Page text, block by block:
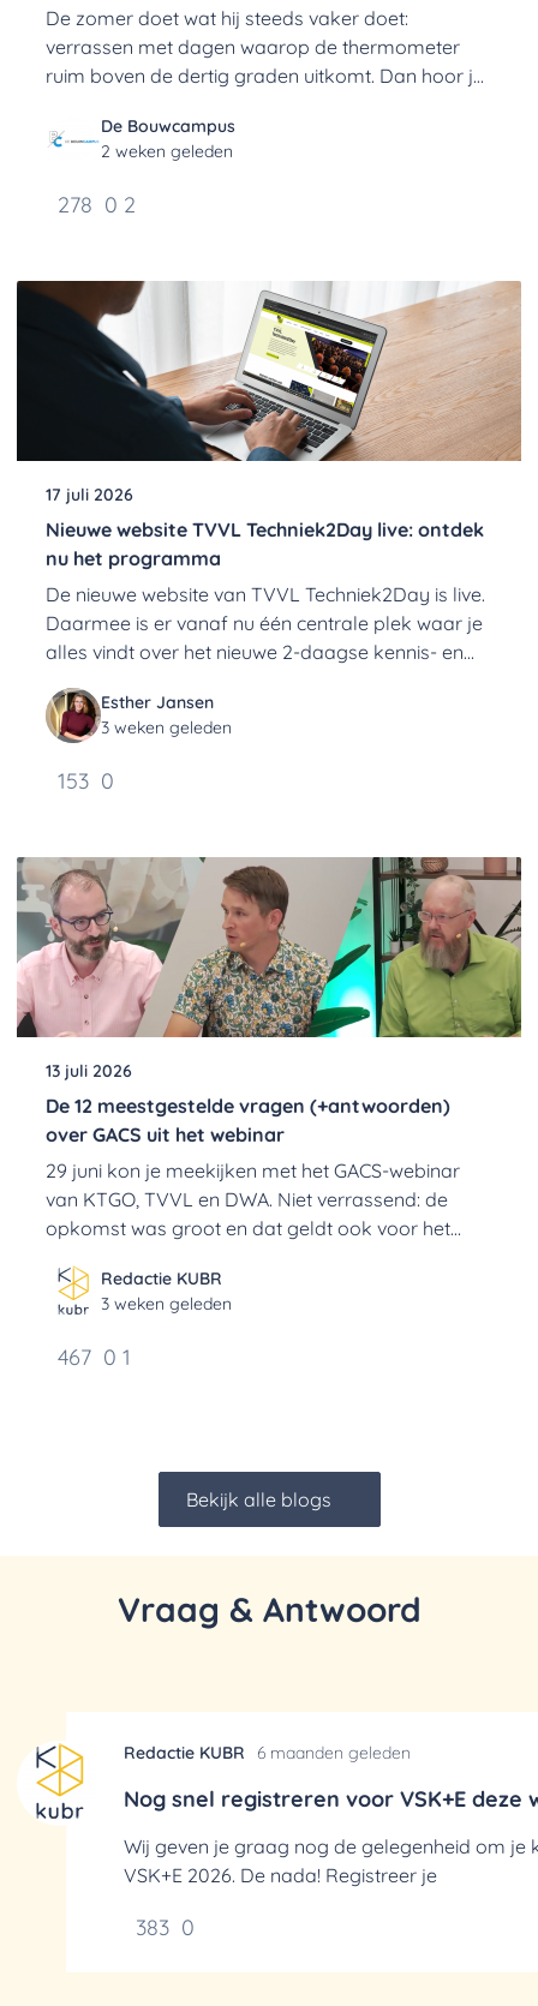
De zomer doet wat hij steeds vaker doet:
verrassen met dagen waarop de thermometer
ruim boven de dertig graden uitkomt. Dan hoor je
maanden geleden. Niet meer over tocht of een
hoge energierekening, maar over slaapkam
De Bouwcampus
2 weken geleden
278 0 2
17 juli 2026
Nieuwe website TVVL Techniek2Day live: ontdek
nu het programma
De nieuwe website van TVVL Techniek2Day is live.
Daarmee is er vanaf nu één centrale plek waar je
alles vindt over het nieuwe 2-daagse kennis- en
Esther Jansen
3 weken geleden
153 0
13 juli 2026
De 12 meestgestelde vragen (+antwoorden)
over GACS uit het webinar
29 juni kon je meekijken met het GACS-webinar
van KTGO, TVVL en DWA. Niet verrassend: de
opkomst was groot en dat geldt ook voor het
12 FAQ's.Redactie KUBR
3 weken geleden
467 0 1
Bekijk alle blogs
Vraag & Antwoord
Redactie KUBR 6 maanden geleden
Nog snel registreren voor VSK+E deze
Wij geven je graag nog de gelegenheid om je
VSK+E 2026. De nada! Registreer je
383 0